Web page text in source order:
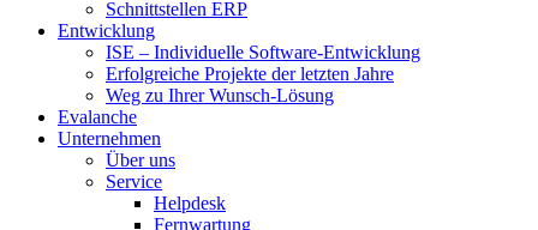
Schnittstellen ERP
Entwicklung
ISE – Individuelle Software-Entwicklung
Erfolgreiche Projekte der letzten Jahre
Weg zu Ihrer Wunsch-Lösung
Evalanche
Unternehmen
Über uns
Service
Helpdesk
Fernwartung